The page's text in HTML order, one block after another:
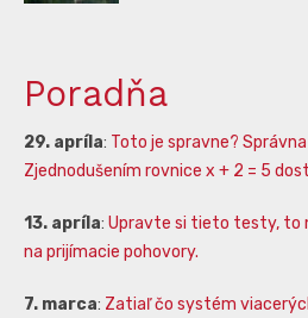
Poradňa
29. apríla: Toto je spravne?
Zjednodušením rovnice x + 2 = 5
13. apríla: Upravte si tieto testy, to
na prijímacie pohovory.
7. marca: Zatiaľ čo systém